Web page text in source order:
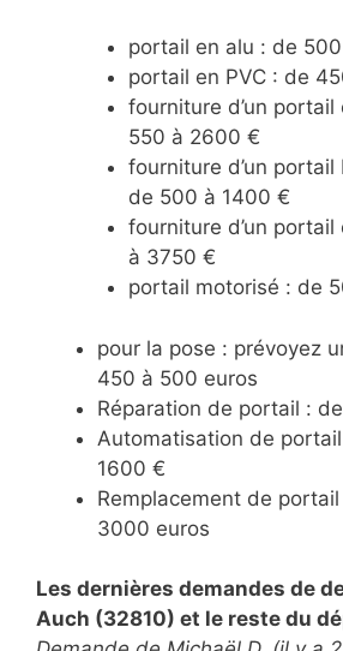
portail en alu : de
portail en PVC : de
fourniture d’un
550 à 2600 €
fourniture d’un
de 500 à 1400 €
fourniture d’un
à 3750 €
portail motorisé : de
pour la pose : prévoyez
450 à 500 euros
Réparation de portail :
Automatisation de
1600 €
Remplacement de
3000 euros
Les dernières demandes de
Auch (32810) et le reste du